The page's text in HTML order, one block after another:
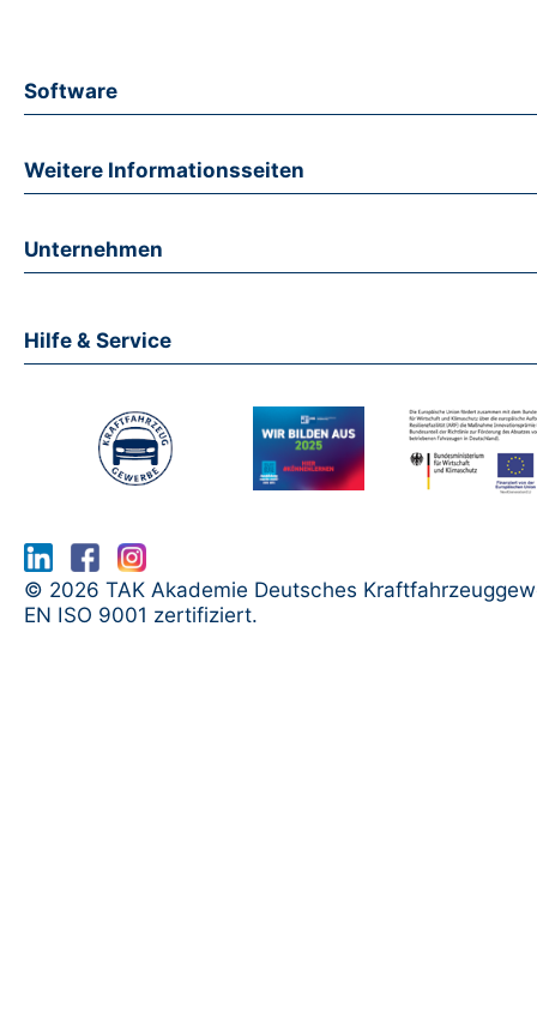
Software
Weitere Informationsseiten
Unternehmen
Hilfe & Service
© 2026 TAK Akademie Deutsches
EN ISO 9001 zertifiziert.